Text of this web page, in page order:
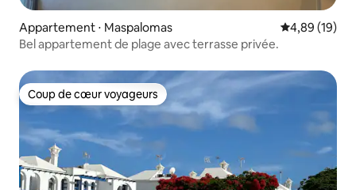
Appartement ⋅ Maspalomas Évaluation
4,89 (19)
Bel appartement de plage avec terrasse privée.
Coup de cœur voyageurs
Coup de cœur voyageurs